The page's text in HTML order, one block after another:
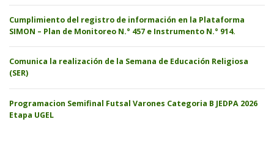
Cumplimiento del registro de información en la Plataforma
SIMON – Plan de Monitoreo N.° 457 e Instrumento N.° 914.
Comunica la realización de la Semana de Educación Religiosa
(SER)
Programacion Semifinal Futsal Varones Categoria B JEDPA 2026
Etapa UGEL